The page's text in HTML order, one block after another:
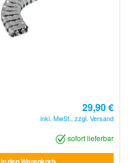
29,90 €
inkl. MwSt., zzgl. Versand
sofort lieferbar